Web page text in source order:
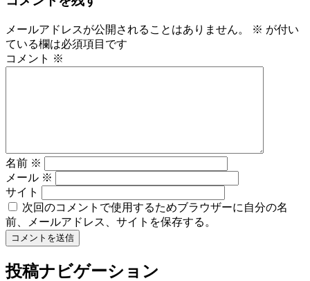
メールアドレスが公開されることはありません。 ※ が付い
ている欄は必須項目です
コメント ※
名前 ※
メール ※
サイト
次回のコメントで使用するためブラウザーに自分の名
前、メールアドレス、サイトを保存する。
投稿ナビゲーション